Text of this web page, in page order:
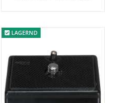
LAGERND
LAGERND